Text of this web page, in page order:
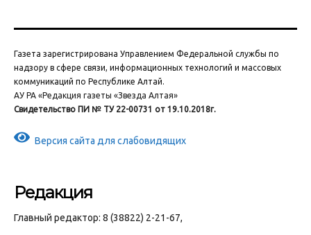
Газета зарегистрирована Управлением Федеральной службы по
надзору в сфере связи, информационных технологий и массовых
коммуникаций по Республике Алтай.
АУ РА «Редакция газеты «Звезда Алтая»
Свидетельство ПИ № ТУ 22-00731 от 19.10.2018г.
Версия сайта для слабовидящих
Редакция
Главный редактор: 8 (38822) 2-21-67,